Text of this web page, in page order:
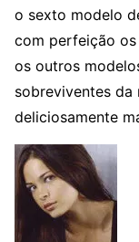
o sexto modelo
com perfeição os
os outros
sobreviventes da
deliciosamente